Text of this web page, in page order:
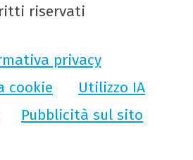
riservati
privacy
cookie
Utilizzo IA
Pubblicità sul sito